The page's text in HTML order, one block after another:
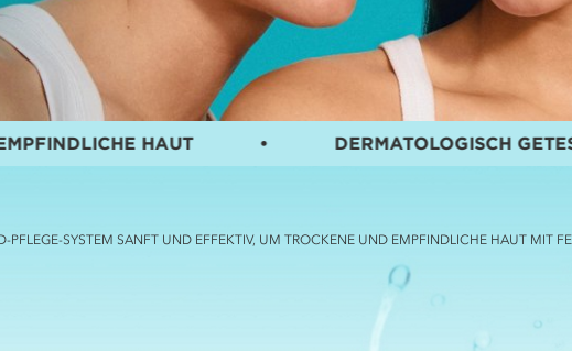
HAUT • DERMATOLOGISCH GETESTET •
PFLEGE-SYSTEM SANFT UND EFFEKTIV, UM TROCKENE UND EMPFINDLICHE HAUT MIT